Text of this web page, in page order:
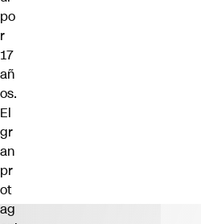
po
r
17
añ
os.
El
gr
an
pr
ot
ag